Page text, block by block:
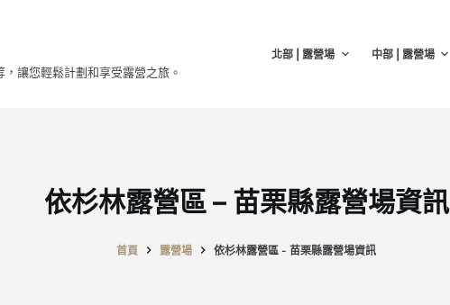
讓您輕鬆計劃和享受露營之旅。
北部 | 露營場 中部 | 露營場
依杉林露營區 – 苗栗縣露營場資訊
首頁 露營場 依杉林露營區 - 苗栗縣露營場資訊